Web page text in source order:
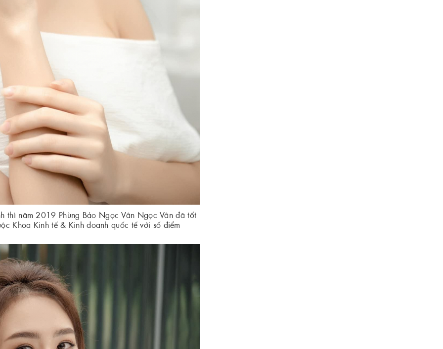
thì năm 2019 Phùng Bảo Ngọc Vân Ngọc Vân đã tốt
Khoa Kinh tế & Kinh doanh quốc tế với số điểm